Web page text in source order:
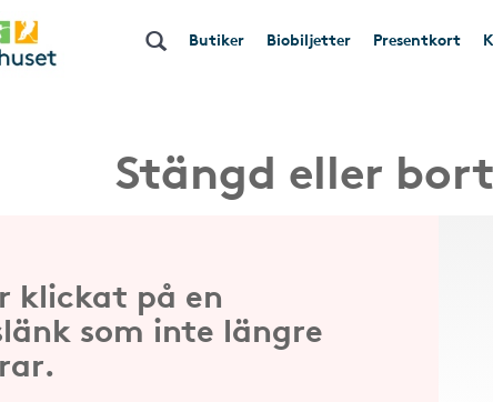
Butiker Biobiljetter Presentkort
Stängd eller
klickat på en
som inte längre